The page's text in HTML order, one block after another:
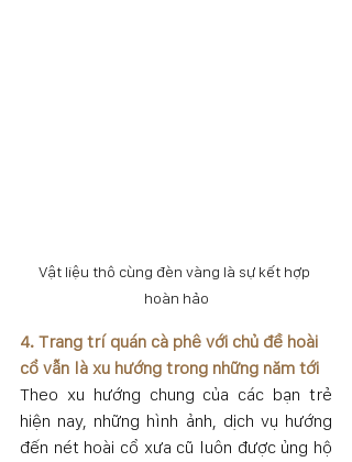
Vật liệu thô cùng đèn vàng là sự kết hợp
hoàn hảo
4. Trang trí quán cà phê với chủ đề hoài
cổ vẫn là xu hướng trong những năm tới
Theo xu hướng chung của các bạn trẻ
hiện nay, những hình ảnh, dịch vụ hướng
đến nét hoài cổ xưa cũ luôn được ủng hộ